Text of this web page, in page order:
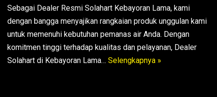
Sebagai Dealer Resmi Solahart Kebayoran Lama, kami
dengan bangga menyajikan rangkaian produk unggulan kami
untuk memenuhi kebutuhan pemanas air Anda. Dengan
komitmen tinggi terhadap kualitas dan pelayanan, Dealer
Solahart di Kebayoran Lama… Selengkapnya »